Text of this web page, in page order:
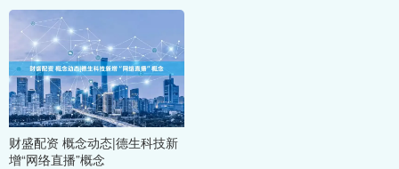
财盛配资 概念动态|德生科技新
增“网络直播”概念